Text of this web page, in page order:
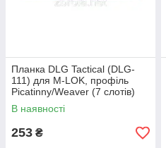
Планка DLG Tactical (DLG-
111) для M-LOK, профіль
Picatinny/Weaver (7 слотів)
койот, олива
В наявності
253 ₴